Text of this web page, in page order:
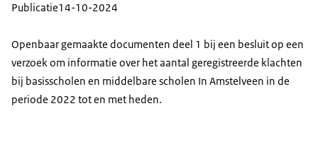
Publicatie14-10-2024
Openbaar gemaakte documenten deel 1 bij een besluit op een
verzoek om informatie over het aantal geregistreerde klachten
bij basisscholen en middelbare scholen In Amstelveen in de
periode 2022 tot en met heden.